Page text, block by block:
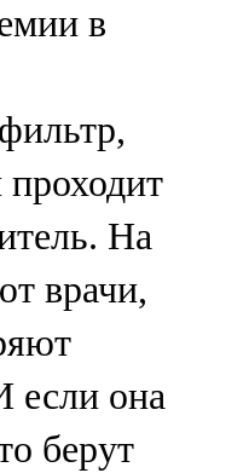
в
проходит
На
врачи,
если она
берут